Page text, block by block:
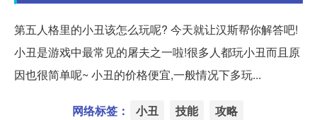
第五人格里的小丑该怎么玩呢? 今天就让汉斯帮你解答吧!
小丑是游戏中最常见的屠夫之一啦!很多人都玩小丑而且原
因也很简单呢~ 小丑的价格便宜,一般情况下多玩...
网络标签： 小丑 技能 攻略